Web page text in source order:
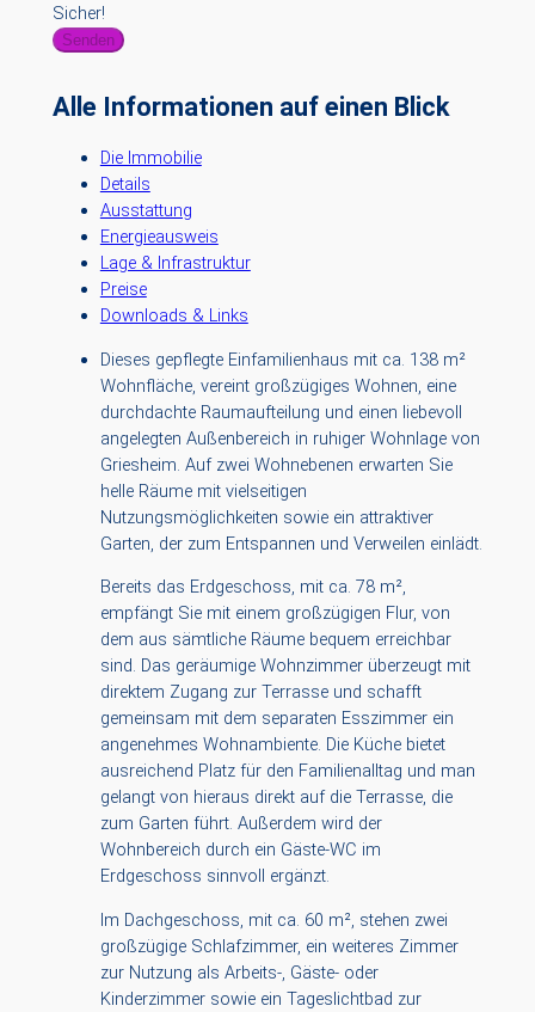
Sicher!
Senden
Alle Informationen auf einen Blick
Die Immobilie
Details
Ausstattung
Energieausweis
Lage & Infrastruktur
Preise
Downloads & Links
Dieses gepflegte Einfamilienhaus mit ca. 138 m²
Wohnfläche, vereint großzügiges Wohnen, eine
durchdachte Raumaufteilung und einen liebevoll
angelegten Außenbereich in ruhiger Wohnlage von
Griesheim. Auf zwei Wohnebenen erwarten Sie
helle Räume mit vielseitigen
Nutzungsmöglichkeiten sowie ein attraktiver
Garten, der zum Entspannen und Verweilen einlädt.
Bereits das Erdgeschoss, mit ca. 78 m²,
empfängt Sie mit einem großzügigen Flur, von
dem aus sämtliche Räume bequem erreichbar
sind. Das geräumige Wohnzimmer überzeugt mit
direktem Zugang zur Terrasse und schafft
gemeinsam mit dem separaten Esszimmer ein
angenehmes Wohnambiente. Die Küche bietet
ausreichend Platz für den Familienalltag und man
gelangt von hieraus direkt auf die Terrasse, die
zum Garten führt. Außerdem wird der
Wohnbereich durch ein Gäste-WC im
Erdgeschoss sinnvoll ergänzt.
Im Dachgeschoss, mit ca. 60 m², stehen zwei
großzügige Schlafzimmer, ein weiteres Zimmer
zur Nutzung als Arbeits-, Gäste- oder
Kinderzimmer sowie ein Tageslichtbad zur